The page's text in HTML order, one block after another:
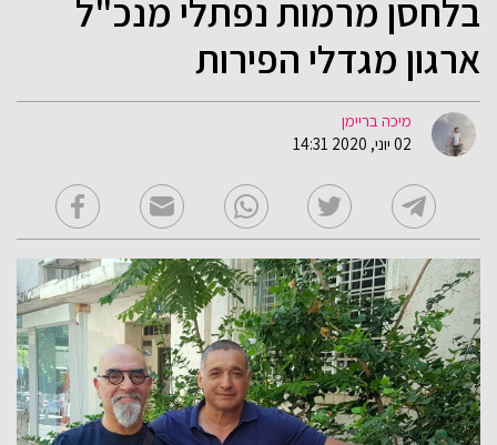
בלחסן מרמות נפתלי מנכ"ל
ארגון מגדלי הפירות
מיכה בריימן
02 יוני, 2020 14:31